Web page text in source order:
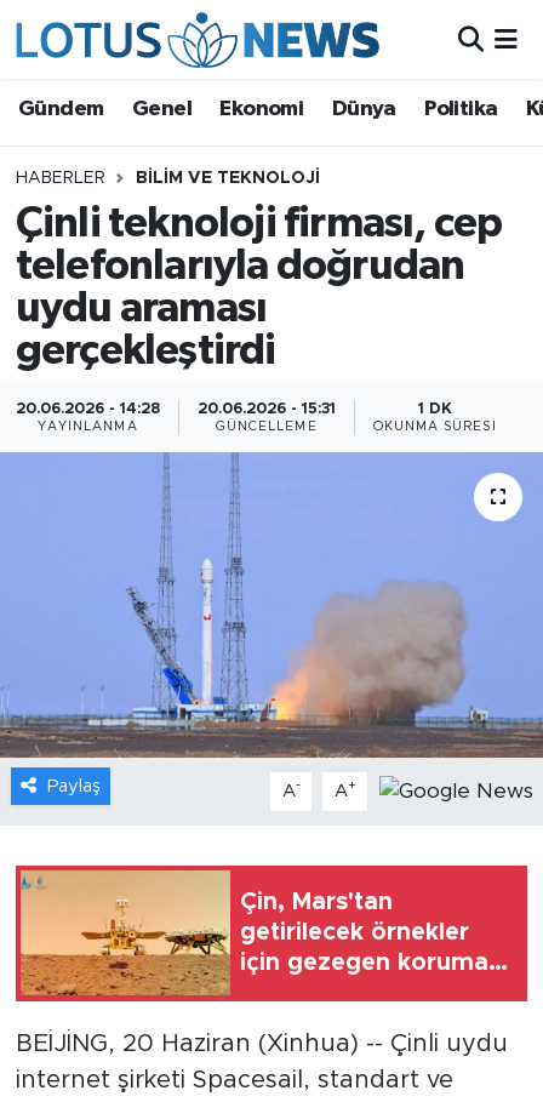
Gündem Genel Ekonomi Dünya Politika
HABERLER BILIM VE TEKNOLOJI
Çinli teknoloji firması, cep
telefonlarıyla doğrudan
uydu araması
gerçekleştirdi
20.06.2026 - 14:28
YAYINLANMA
20.06.2026 - 15:31
GÜNCELLEME
1 DK
OKUNMA SÜRESI
Paylaş A- A+
Çin, Mars'tan
getirilecek örnekler
için gezegen koruma
BEİJİNG, 20 Haziran (Xinhua) -- Çinli uydu
internet şirketi Spacesail, standart ve
Ekonomi
Dünya
Politika
Kültür - Sanat ve Tarih
Yaşam
Bilim ve Teknoloji
Çin Fuarları
Gündem
Sağlık
Foto Haber
Xinhua Türkiye
Seyahat